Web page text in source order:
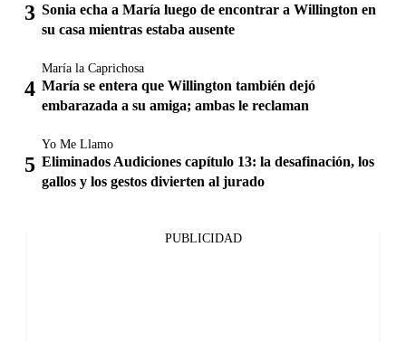
Sonia echa a María luego de encontrar a Willington en
su casa mientras estaba ausente
María la Caprichosa
María se entera que Willington también dejó
embarazada a su amiga; ambas le reclaman
Yo Me Llamo
Eliminados Audiciones capítulo 13: la desafinación, los
gallos y los gestos divierten al jurado
PUBLICIDAD